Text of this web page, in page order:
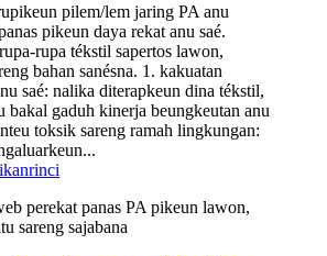
pilem/lem jaring PA anu
pikeun daya rekat anu saé.
rupa tékstil sapertos lawon,
bahan sanésna. 1. kakuatan
saé: nalika diterapkeun dina tékstil,
bakal gaduh kinerja beungkeutan anu
toksik sareng ramah lingkungan:
rinci